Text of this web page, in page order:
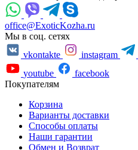
office@ExoticKozha.ru
Мы в соц. сетях
vkontakte
instagram
youtube
facebook
Покупателям
Корзина
Варианты доставки
Способы оплаты
Наши гарантии
Обмен и Возврат